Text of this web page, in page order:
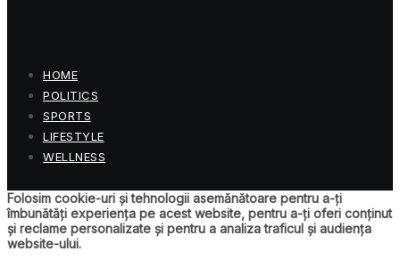
HOME
POLITICS
SPORTS
LIFESTYLE
WELLNESS
Folosim cookie-uri și tehnologii asemănătoare pentru a-ți
îmbunătăți experiența pe acest website, pentru a-ți oferi conținut
și reclame personalizate și pentru a analiza traficul și audiența
website-ului.